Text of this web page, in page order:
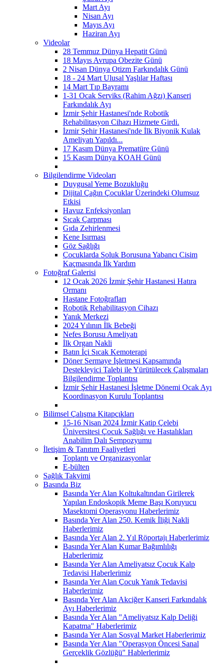
Mart Ayı
Nisan Ayı
Mayıs Ayı
Haziran Ayı
Videolar
28 Temmuz Dünya Hepatit Günü
18 Mayıs Avrupa Obezite Günü
2 Nisan Dünya Otizm Farkındalık Günü
18 - 24 Mart Ulusal Yaşlılar Haftası
14 Mart Tıp Bayramı
1-31 Ocak Serviks (Rahim Ağzı) Kanseri
Farkındalık Ayı
İzmir Şehir Hastanesi'nde Robotik
Rehabilitasyon Cihazı Hizmete Girdi.
İzmir Şehir Hastanesi'nde İlk Biyonik Kulak
Ameliyatı Yapıldı...
17 Kasım Dünya Prematüre Günü
15 Kasım Dünya KOAH Günü
Bilgilendirme Videoları
Duygusal Yeme Bozukluğu
Dijital Çağın Çocuklar Üzerindeki Olumsuz
Etkisi
Havuz Enfeksiyonları
Sıcak Çarpması
Gıda Zehirlenmesi
Kene Isırması
Göz Sağlığı
Çocuklarda Soluk Borusuna Yabancı Cisim
Kaçmasında İlk Yardım
Fotoğraf Galerisi
12 Ocak 2026 İzmir Şehir Hastanesi Hatıra
Ormanı
Hastane Fotoğrafları
Robotik Rehabilitasyon Cihazı
Yanık Merkezi
2024 Yılının İlk Bebeği
Nefes Borusu Ameliyatı
İlk Organ Nakli
Batın İçi Sıcak Kemoterapi
Döner Sermaye İşletmesi Kapsamında
Destekleyici Talebi ile Yürütülecek Çalışmaları
Bilgilendirme Toplantısı
İzmir Şehir Hastanesi İşletme Dönemi Ocak Ayı
Koordinasyon Kurulu Toplantısı
Bilimsel Çalışma Kitapçıkları
15-16 Nisan 2024 İzmir Katip Çelebi
Üniversitesi Çocuk Sağlığı ve Hastalıkları
Anabilim Dalı Sempozyumu
İletişim & Tanıtım Faaliyetleri
Toplantı ve Organizasyonlar
E-bülten
Sağlık Takvimi
Basında Biz
Basında Yer Alan Koltukaltından Girilerek
Yapılan Endoskopik Meme Başı Koruyucu
Masektomi Operasyonu Haberlerimiz
Basında Yer Alan 250. Kemik İliği Nakli
Haberlerimiz
Basında Yer Alan 2. Yıl Röportajı Haberlerimiz
Basında Yer Alan Kumar Bağımlılığı
Haberlerimiz
Basında Yer Alan Ameliyatsız Çocuk Kalp
Tedavisi Haberlerimiz
Basında Yer Alan Çocuk Yanık Tedavisi
Haberlerimiz
Basında Yer Alan Akciğer Kanseri Farkındalık
Ayı Haberlerimiz
Basında Yer Alan "Ameliyatsız Kalp Deliği
Kapatma" Haberlerimiz
Basında Yer Alan Sosyal Market Haberlerimiz
Basında Yer Alan "Operasyon Öncesi Sanal
Gerçeklik Gözlüğü" Hablerlerimiz